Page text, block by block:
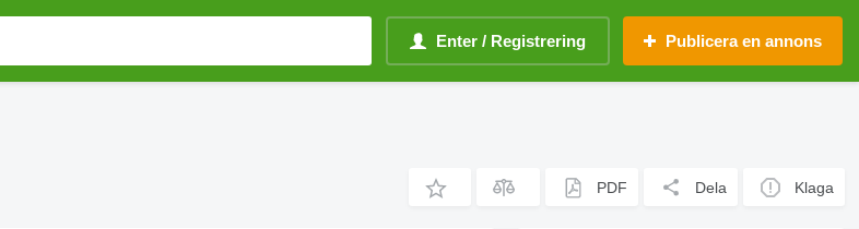
Enter / Registrering Publicera en annons
PDF Dela Klaga